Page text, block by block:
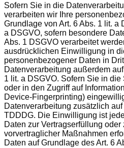
Sofern Sie in die
verarbeiten wir Ihre
Grundlage von Art. 6 Abs. 1 lit. a
a DSGVO, sofern besondere
Abs. 1 DSGVO verarbeitet
ausdrücklichen Einwilligung in
personenbezogener Daten in
Datenverarbeitung außerdem
1 lit. a DSGVO. Sofern Sie in
oder in den Zugriff auf
Device-Fingerprinting)
Datenverarbeitung zusätzlich
TDDDG. Die Einwilligung ist
Daten zur Vertragserfüllung oder
vorvertraglicher Maßnahmen
Daten auf Grundlage des Art. 6